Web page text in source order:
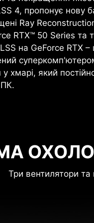
4, пропонує нову
Ray
RTX™ 50 Series та
на GeForce RTX
хмарі, який
Три вентилятори